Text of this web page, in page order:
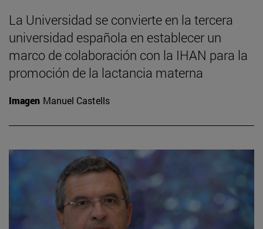
La Universidad se convierte en la tercera
universidad española en establecer un
marco de colaboración con la IHAN para la
promoción de la lactancia materna
Imagen Manuel Castells